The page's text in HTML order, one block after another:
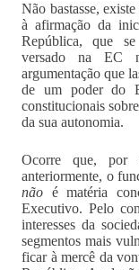
Não bastasse,
à afirmação da
República, que
versado na
argumentação que
de um poder do
constitucionais
da sua autonomia.
Ocorre que, por
anteriormente, o
não é matéria
Executivo. Pelo
interesses da
segmentos mais
ficar à mercê da